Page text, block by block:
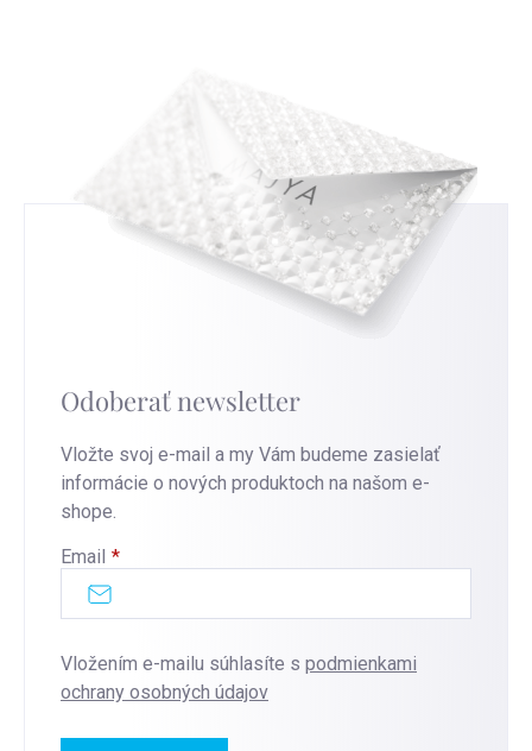
Odoberať newsletter
Vložte svoj e-mail a my Vám budeme zasielať
informácie o nových produktoch na našom e-
shope.
Email
Vložením e-mailu súhlasíte s podmienkami
ochrany osobných údajov